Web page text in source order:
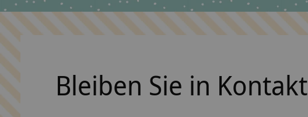
Bleiben Sie in Kontakt